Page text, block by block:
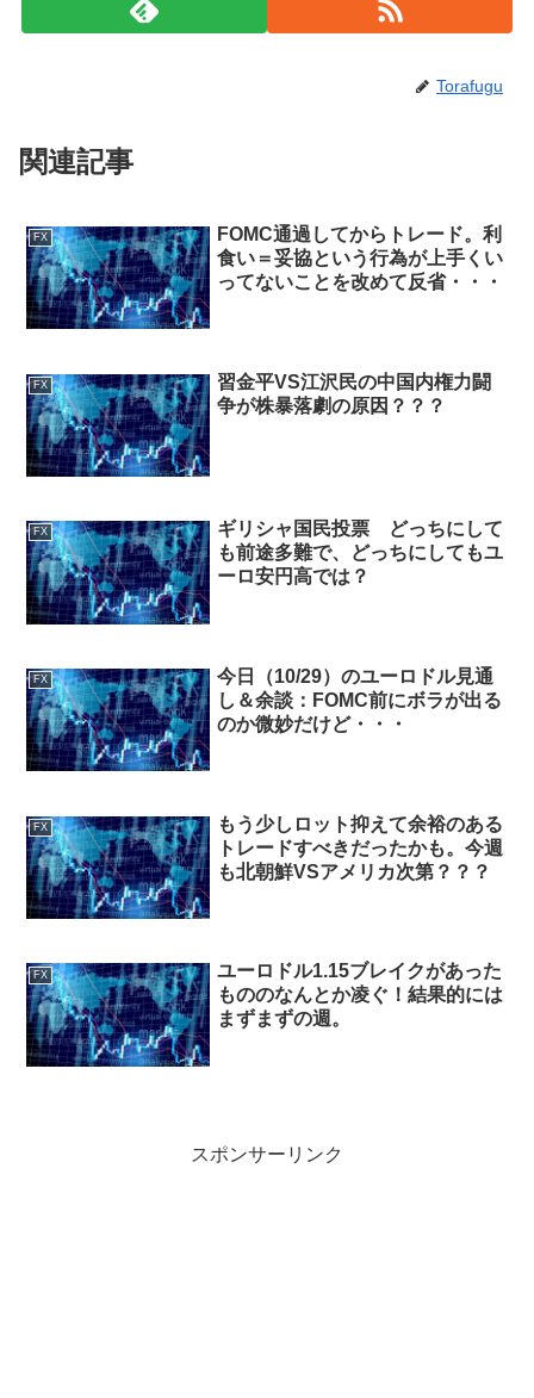
Torafugu
関連記事
FX
FOMC通過してからトレード。利
食い＝妥協という行為が上手くい
ってないことを改めて反省・・・
FX
習金平VS江沢民の中国内権力闘
争が株暴落劇の原因？？？
FX
ギリシャ国民投票 どっちにして
も前途多難で、どっちにしてもユ
ーロ安円高では？
FX
今日（10/29）のユーロドル見通
し＆余談：FOMC前にボラが出る
のか微妙だけど・・・
FX
もう少しロット抑えて余裕のある
トレードすべきだったかも。今週
も北朝鮮VSアメリカ次第？？？
FX
ユーロドル1.15ブレイクがあった
もののなんとか凌ぐ！結果的には
まずまずの週。
スポンサーリンク